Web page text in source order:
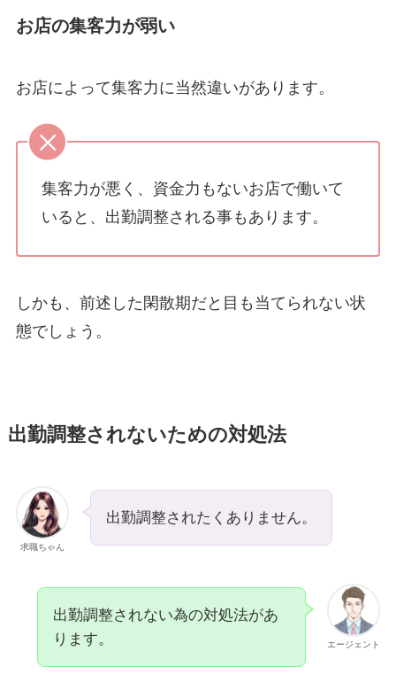
お店の集客力が弱い
お店によって集客力に当然違いがあります。
集客力が悪く、資金力もないお店で働いて
いると、出勤調整される事もあります。
しかも、前述した閑散期だと目も当てられない状
態でしょう。
出勤調整されないための対処法
求職ちゃん
出勤調整されたくありません。
エージェント
出勤調整されない為の対処法があ
ります。